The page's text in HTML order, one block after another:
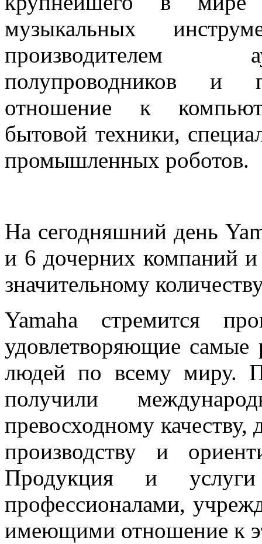
музыкальных
производителем
полупроводников и
отношение к
бытовой техники,
промышленных роботов.
На сегодняшний день
и 6 дочерних компаний
значительному
Yamaha стремится
удовлетворяющие самые
людей по всему миру.
получили
превосходному качеству,
производству и
Продукция и
профессионалами,
имеющими отношение к